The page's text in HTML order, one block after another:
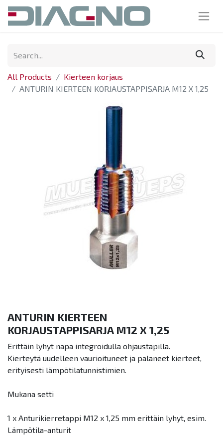
All Products
Kierteen korjaus
ANTURIN KIERTEEN KORJAUSTAPPISARJA M12 X 1,25
ANTURIN KIERTEEN
KORJAUSTAPPISARJA M12 X 1,25
Erittäin lyhyt napa integroidulla ohjaustapilla.
Kierteytä uudelleen vaurioituneet ja palaneet kierteet,
erityisesti lämpötilatunnistimien.
Mukana setti
1 x Anturikierretappi M12 x 1,25 mm erittäin lyhyt, esim.
Lämpötila-anturit